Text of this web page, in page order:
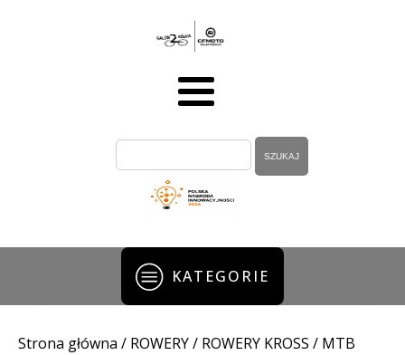
KATEGORIE
Strona główna / ROWERY/ ROWERY KROSS / MTB